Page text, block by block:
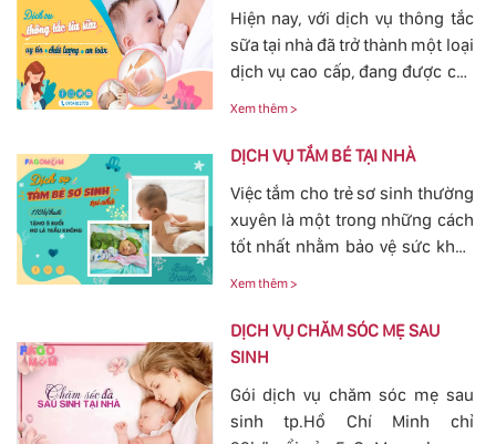
Hiện nay, với dịch vụ thông tắc
sữa tại nhà đã trở thành một loại
dịch vụ cao cấp, đang được các
mẹ đặc biệt quan tâm, bởi tình
phổ biến. Với việc thông tắc tia
chóng thông tia sữa, giảm bớt
các cơn đau cương cứng tại
vùng bầu vú, đảm bảo cho
nguồn sữa về đều cho bé bú.
Xem thêm >
DỊCH VỤ TẮM BÉ TẠI NHÀ
Việc tắm cho trẻ sơ sinh thường
xuyên là một trong những cách
tốt nhất nhằm bảo vệ sức khỏe
cho bé yêu tránh khỏi các nguy
Bởi vậy, nhu cầu tắm cho trẻ sơ
sinh ngày càn lớn, với dịch vụ
FaGoMom cung cấp tới các mẹ
không cần phải lo nghĩ về
Xem thêm >
DỊCH VỤ CHĂM SÓC MẸ SAU
SINH
Gói dịch vụ chăm sóc mẹ sau
sinh tp.Hồ Chí Minh chỉ